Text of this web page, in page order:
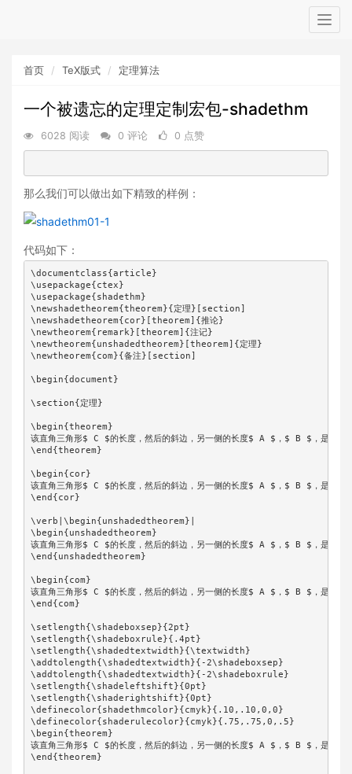
首页 TeX版式 定理算法
一个被遗忘的定理定制宏包-shadethm
6028 阅读 0 评论 0 点赞
那么我们可以做出如下精致的样例：
代码如下：
\documentclass{article}
\usepackage{ctex}
\usepackage{shadethm}
\newshadetheorem{theorem}{定理}[section]
\newshadetheorem{cor}[theorem]{推论}
\newtheorem{remark}[theorem]{注记}
\newtheorem{unshadedtheorem}[theorem]{定理}
\newtheorem{com}{备注}[section]
\begin{document}
\section{定理}
\begin{theorem}
该直角三角形$ C $的长度，然后的斜边，另一侧的长度$ A $，$ B $，是当
\end{theorem}
\begin{cor}
该直角三角形$ C $的长度，然后的斜边，另一侧的长度$ A $，$ B $，是当
\end{cor}
\verb|\begin{unshadedtheorem}|
\begin{unshadedtheorem}
该直角三角形$ C $的长度，然后的斜边，另一侧的长度$ A $，$ B $，是当
\end{unshadedtheorem}
\begin{com}
该直角三角形$ C $的长度，然后的斜边，另一侧的长度$ A $，$ B $，是当
\end{com}
\setlength{\shadeboxsep}{2pt}
\setlength{\shadeboxrule}{.4pt}
\setlength{\shadedtextwidth}{\textwidth}
\addtolength{\shadedtextwidth}{-2\shadeboxsep}
\addtolength{\shadedtextwidth}{-2\shadeboxrule}
\setlength{\shadeleftshift}{0pt}
\setlength{\shaderightshift}{0pt}
\definecolor{shadethmcolor}{cmyk}{.10,.10,0,0}
\definecolor{shaderulecolor}{cmyk}{.75,.75,0,.5}
\begin{theorem}
该直角三角形$ C $的长度，然后的斜边，另一侧的长度$ A $，$ B $，是当
\end{theorem}